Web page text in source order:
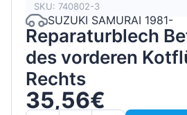
SKU: 740802-3
SUZUKI SAMURAI 1981-
Reparaturblech
des vorderen
Rechts
35,56€